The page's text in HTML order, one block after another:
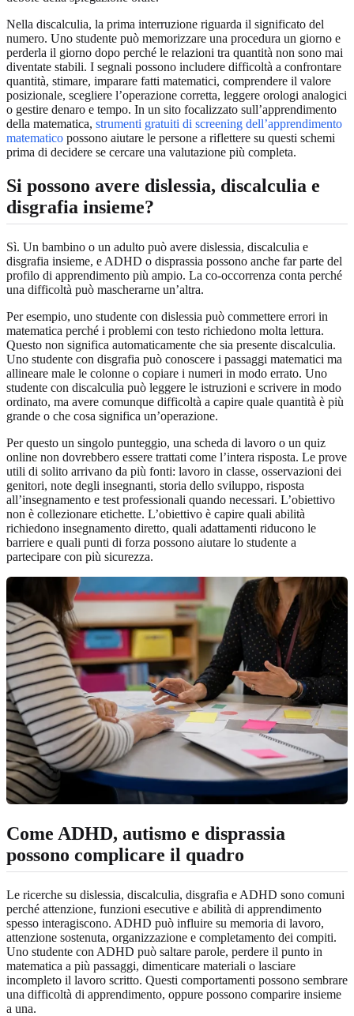
Nella discalculia, la prima interruzione riguarda il significato del
numero. Uno studente può memorizzare una procedura un giorno e
perderla il giorno dopo perché le relazioni tra quantità non sono mai
diventate stabili. I segnali possono includere difficoltà a confrontare
quantità, stimare, imparare fatti matematici, comprendere il valore
posizionale, scegliere l’operazione corretta, leggere orologi analogici
o gestire denaro e tempo. In un sito focalizzato sull’apprendimento
della matematica, strumenti gratuiti di screening dell’apprendimento
matematico possono aiutare le persone a riflettere su questi schemi
prima di decidere se cercare una valutazione più completa.
Si possono avere dislessia, discalculia e
disgrafia insieme?
Sì. Un bambino o un adulto può avere dislessia, discalculia e
disgrafia insieme, e ADHD o disprassia possono anche far parte del
profilo di apprendimento più ampio. La co-occorrenza conta perché
una difficoltà può mascherarne un’altra.
Per esempio, uno studente con dislessia può commettere errori in
matematica perché i problemi con testo richiedono molta lettura.
Questo non significa automaticamente che sia presente discalculia.
Uno studente con disgrafia può conoscere i passaggi matematici ma
allineare male le colonne o copiare i numeri in modo errato. Uno
studente con discalculia può leggere le istruzioni e scrivere in modo
ordinato, ma avere comunque difficoltà a capire quale quantità è più
grande o che cosa significa un’operazione.
Per questo un singolo punteggio, una scheda di lavoro o un quiz
online non dovrebbero essere trattati come l’intera risposta. Le prove
utili di solito arrivano da più fonti: lavoro in classe, osservazioni dei
genitori, note degli insegnanti, storia dello sviluppo, risposta
all’insegnamento e test professionali quando necessari. L’obiettivo
non è collezionare etichette. L’obiettivo è capire quali abilità
richiedono insegnamento diretto, quali adattamenti riducono le
barriere e quali punti di forza possono aiutare lo studente a
partecipare con più sicurezza.
Come ADHD, autismo e disprassia
possono complicare il quadro
Le ricerche su dislessia, discalculia, disgrafia e ADHD sono comuni
perché attenzione, funzioni esecutive e abilità di apprendimento
spesso interagiscono. ADHD può influire su memoria di lavoro,
attenzione sostenuta, organizzazione e completamento dei compiti.
Uno studente con ADHD può saltare parole, perdere il punto in
matematica a più passaggi, dimenticare materiali o lasciare
incompleto il lavoro scritto. Questi comportamenti possono sembrare
una difficoltà di apprendimento, oppure possono comparire insieme
a una.